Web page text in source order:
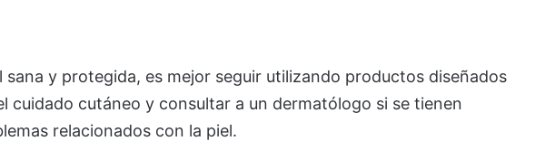
sana y protegida, es mejor seguir utilizando productos diseñados
cuidado cutáneo y consultar a un dermatólogo si se tienen
relacionados con la piel.